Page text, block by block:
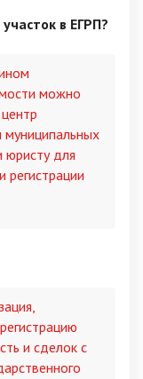
в ЕГРП?
можно
муниципальных
юристу для
и сделок с